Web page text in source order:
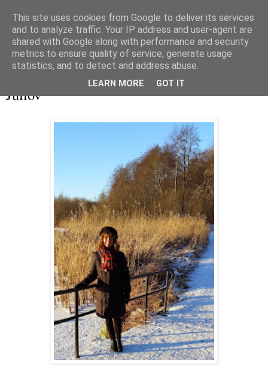
Jullov
This site uses cookies from Google to deliver its services
and to analyze traffic. Your IP address and user-agent are
shared with Google along with performance and security
metrics to ensure quality of service, generate usage
statistics, and to detect and address abuse.
LEARN MORE GOT IT